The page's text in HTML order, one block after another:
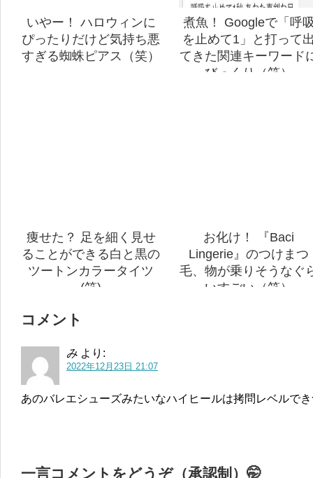
いやー！ ハロウィンに
ぴったりだけど気持ち悪
すぎる蜘蛛ピアス（笑）
煮魚！ Googleで「呼
を止めて1」と打って
てきた関連キーワード
びっくり（笑）
痩せた？ 足を細く見せ
ることができる白と黒の
ツートンカラータイツ
(笑)
お化け！ 『Baci
Lingerie』のつけまつ
毛、物が乗りそうなぐ
いすごい（笑）
コメント
み より:
2022年12月23日 21:07
あのバレエシューズみたいなハイヒールは拷問レベルで
一言コメントをどうぞ（承認制）🤭